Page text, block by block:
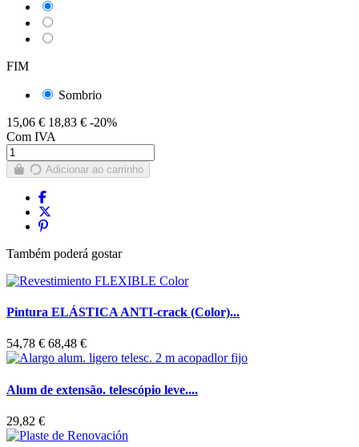
FIM
Sombrio
15,06 € 18,83 € -20%
Com IVA
Adicionar ao carrinho
Também poderá gostar
Pintura ELÁSTICA ANTI-crack (Color)...
54,78 € 68,48 €
Alum de extensão. telescópio leve....
29,82 €